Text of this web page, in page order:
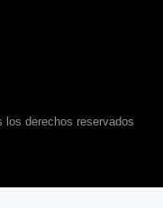
los derechos reservados